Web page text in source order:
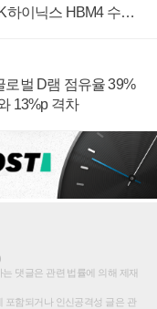
하이닉스 HBM4 수율
로벌 D램 점유율 39%
13%p 격차
댓글은 관련 법률에 의해 제재
포함되거나 인신공격성 글은 관